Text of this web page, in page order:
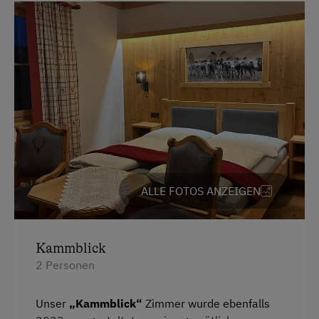
ALLE FOTOS ANZEIGEN
Kammblick
2 Personen
Unser „Kammblick“ Zimmer wurde ebenfalls